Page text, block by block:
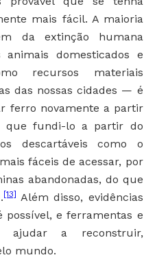
mais fácil. A maioria
da extinção humana
animais domesticados e
recursos materiais
das nossas cidades — é
ferro novamente a partir
que fundi-lo a partir do
descartáveis como o
fáceis de acessar, por
abandonadas, do que
[13] Além disso, evidências
possível, e ferramentas e
ajudar a reconstruir,
mundo.